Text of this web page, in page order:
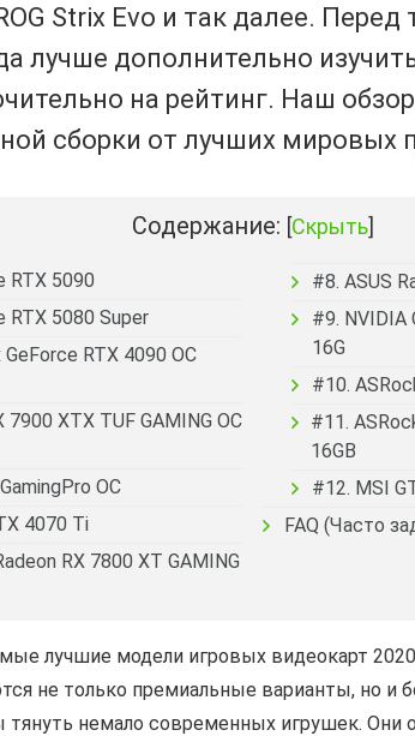
Strix Evo и так далее. Перед
лучше дополнительно
на рейтинг. Наш
сборки от лучших мировых
Содержание: [Скрыть]
RTX 5090
RTX 5080 Super
RTX 4090 OC
7900 XTX TUF GAMING OC
OC
4070 Ti
RX 7800 XT GAMING
#8. ASUS
#9. NVIDIA
16G
#10.
#11.
16GB
#12. MSI
FAQ (Часто
лучшие модели игровых видеокарт
не только премиальные варианты, но и
немало современных игрушек. Они